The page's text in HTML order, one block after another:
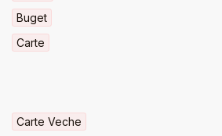
Buget
Carte
Carte Veche